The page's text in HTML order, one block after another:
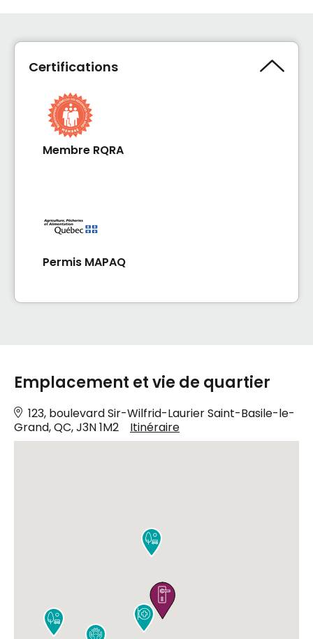
Certifications
Membre RQRA
Permis MAPAQ
Emplacement et vie de quartier
123, boulevard Sir-Wilfrid-Laurier Saint-Basile-le-
Grand, QC, J3N 1M2
Itinéraire




